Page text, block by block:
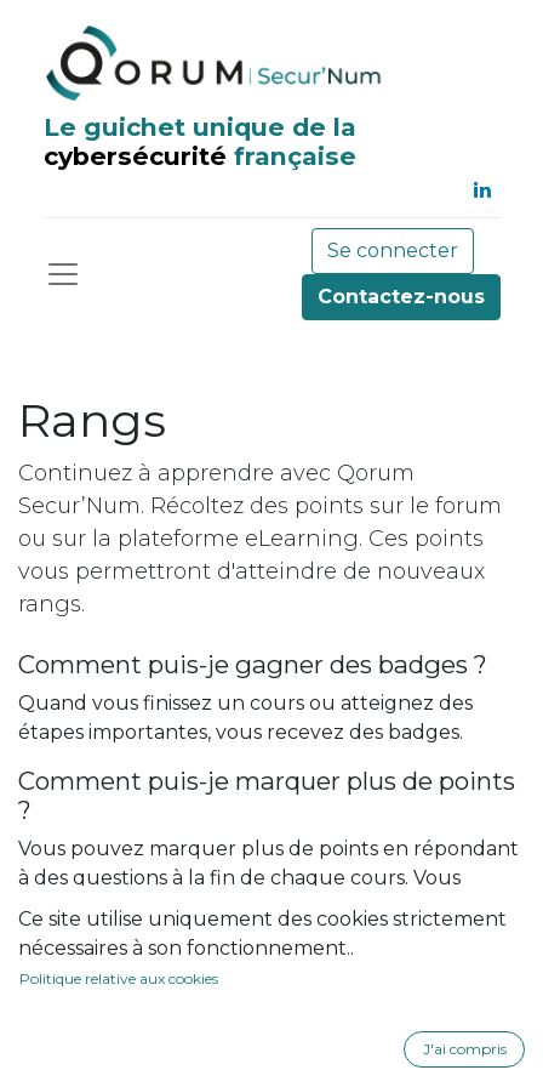
Le guichet unique de la
cybersécurité française
Se connecter
Contactez-nous
Rangs
Continuez à apprendre avec Qorum
Secur’Num. Récoltez des points sur le forum
ou sur la plateforme eLearning. Ces points
vous permettront d'atteindre de nouveaux
rangs.
Comment puis-je gagner des badges ?
Quand vous finissez un cours ou atteignez des
étapes importantes, vous recevez des badges.
Comment puis-je marquer plus de points
?
Vous pouvez marquer plus de points en répondant
à des questions à la fin de chaque cours. Vous
pouvez aussi gagner des points sur le forum. Suivez
ce lien pour connaître les règles d'usage sur le
Ce site utilise uniquement des cookies strictement
nécessaires à son fonctionnement..
Politique relative aux cookies
J'ai compris